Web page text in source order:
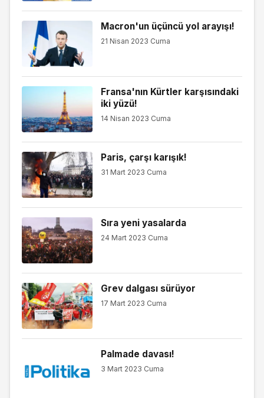
Macron'un üçüncü yol arayışı!
21 Nisan 2023 Cuma
Fransa'nın Kürtler karşısındaki
iki yüzü!
14 Nisan 2023 Cuma
Paris, çarşı karışık!
31 Mart 2023 Cuma
Sıra yeni yasalarda
24 Mart 2023 Cuma
Grev dalgası sürüyor
17 Mart 2023 Cuma
Palmade davası!
3 Mart 2023 Cuma